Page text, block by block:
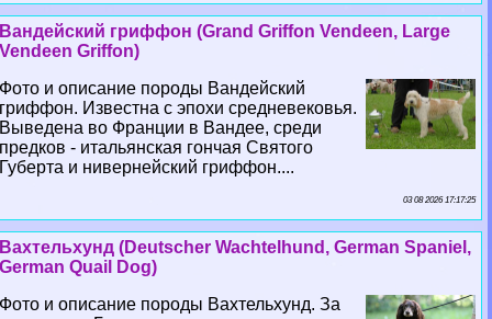
Вандейский гриффон (Grand Griffon Vendeen, Large
Vendeen Griffon)
Фото и описание породы Вандейский
гриффон. Известна с эпохи средневековья.
Выведена во Франции в Вандее, среди
предков - итальянская гончая Святого
Губерта и нивернейский гриффон....
03 08 2026 17:17:25
Вахтельхунд (Deutscher Wachtelhund, German Spaniel,
German Quail Dog)
Фото и описание породы Вахтельхунд. За